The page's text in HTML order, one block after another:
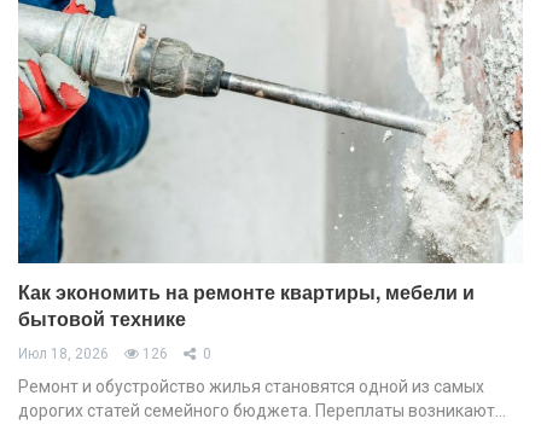
Как экономить на ремонте квартиры, мебели и
бытовой технике
Июл 18, 2026 126 0
Ремонт и обустройство жилья становятся одной из самых
дорогих статей семейного бюджета. Переплаты возникают…